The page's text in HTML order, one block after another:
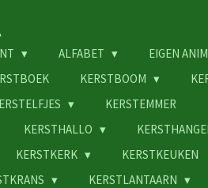
ALFABET EIGEN
KERSTBOOM
KERSTEMMER
KERSTHALLO
KERSTKERK KERSTKEUKEN
KERSTLANTAARN